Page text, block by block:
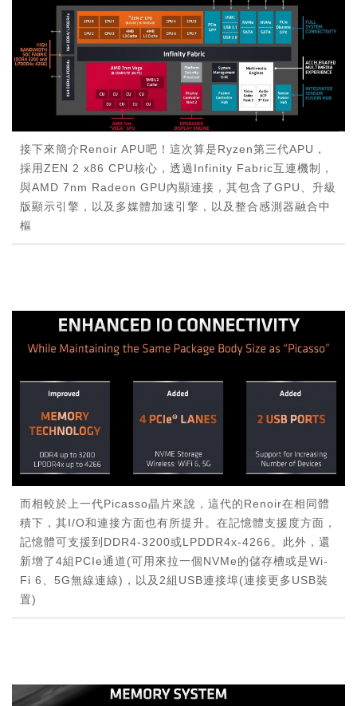
接下來簡介Renoir APU吧！這次算是Ryzen第三代APU，
採用ZEN 2 x86 CPU核心，透過Infinity Fabric互連機制，
與AMD 7nm Radeon GPU內顯連接，其包含了GPU、升級
版顯示引擎，以及多媒體加速引擎，以及整合感測器融合中
樞
而相較於上一代Picasso晶片來說，這代的Renoir在相同體
積下，其I/O和連接方面也有所提升。在記憶體支援度方面，
記憶體可支援到DDR4-3200或LPDDR4x-4266。此外，還
新增了4組PCIe通道(可用來拉一個NVMe的儲存槽或是Wi-
Fi 6、5G無線連線)，以及2組USB連接埠(連接更多USB裝
置)